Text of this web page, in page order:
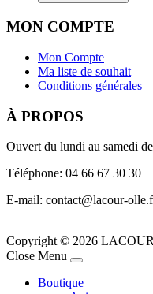
MON COMPTE
Mon Compte
Ma liste de souhait
Conditions générales
À PROPOS
Ouvert du lundi au samedi
Téléphone: 04 66 67 30 30
E-mail: contact@lacour-
Copyright © 2026
Joomla! 3 Templates
Close Menu
Boutique